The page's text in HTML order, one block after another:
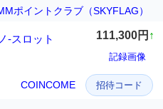
ポイントクラブ（SKYFLAG）
-スロット
111,300円 ↑
記録画像
COINCOME 招待コード